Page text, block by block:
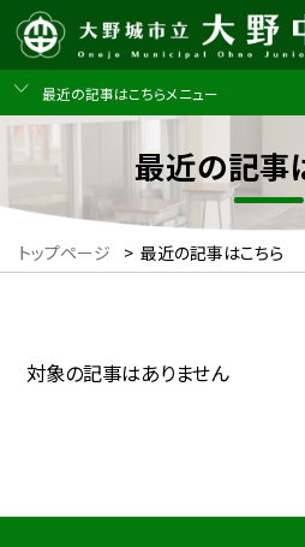
最近の記事はこちらメニュー
最近の記事
トップページ > 最近の記事はこちら
対象の記事はありません